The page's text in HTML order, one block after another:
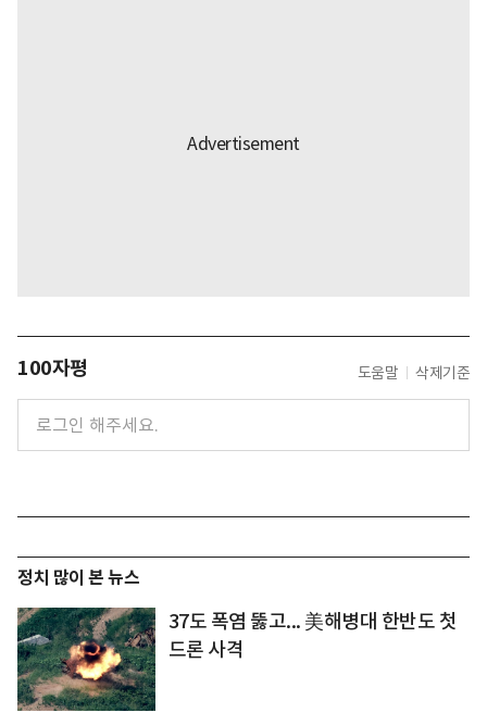
100자평 도움말 삭제기준
정치 많이 본 뉴스
37도 폭염 뚫고... 美해병대 한반도 첫
드론 사격